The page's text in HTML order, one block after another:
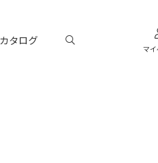
カタログ
マ